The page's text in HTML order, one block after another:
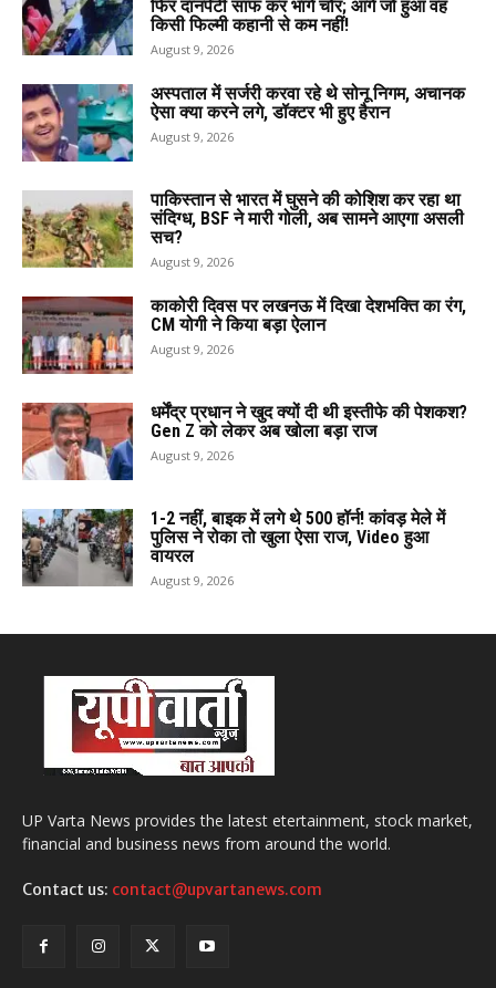
फिर दानपेटी साफ कर भागे चोर; आगे जो हुआ वह
किसी फिल्मी कहानी से कम नहीं!
August 9, 2026
अस्पताल में सर्जरी करवा रहे थे सोनू निगम, अचानक
ऐसा क्या करने लगे, डॉक्टर भी हुए हैरान
August 9, 2026
पाकिस्तान से भारत में घुसने की कोशिश कर रहा था
संदिग्ध, BSF ने मारी गोली, अब सामने आएगा असली
सच?
August 9, 2026
काकोरी दिवस पर लखनऊ में दिखा देशभक्ति का रंग,
CM योगी ने किया बड़ा ऐलान
August 9, 2026
धर्मेंद्र प्रधान ने खुद क्यों दी थी इस्तीफे की पेशकश?
Gen Z को लेकर अब खोला बड़ा राज
August 9, 2026
1-2 नहीं, बाइक में लगे थे 500 हॉर्न! कांवड़ मेले में
पुलिस ने रोका तो खुला ऐसा राज, Video हुआ
वायरल
August 9, 2026
UP Varta News provides the latest etertainment, stock market,
financial and business news from around the world.
Contact us: contact@upvartanews.com